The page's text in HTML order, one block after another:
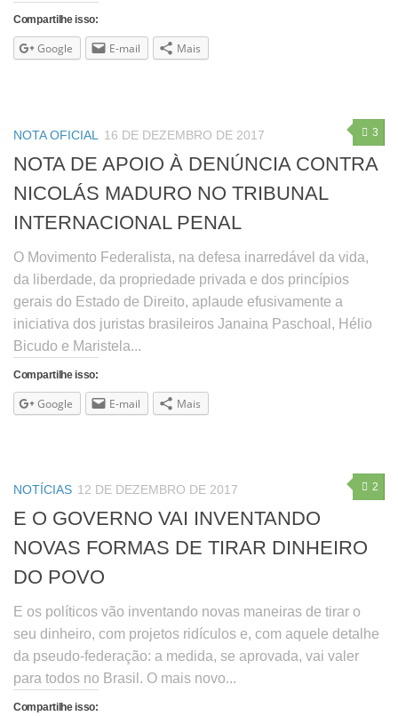
Compartilhe isso:
Google E-mail Mais
3
NOTA OFICIAL 16 DE DEZEMBRO DE 2017
NOTA DE APOIO À DENÚNCIA CONTRA
NICOLÁS MADURO NO TRIBUNAL
INTERNACIONAL PENAL
O Movimento Federalista, na defesa inarredável da vida,
da liberdade, da propriedade privada e dos princípios
gerais do Estado de Direito, aplaude efusivamente a
iniciativa dos juristas brasileiros Janaina Paschoal, Hélio
Bicudo e Maristela...
Compartilhe isso:
Google E-mail Mais
2
NOTÍCIAS 12 DE DEZEMBRO DE 2017
E O GOVERNO VAI INVENTANDO
NOVAS FORMAS DE TIRAR DINHEIRO
DO POVO
E os políticos vão inventando novas maneiras de tirar o
seu dinheiro, com projetos ridículos e, com aquele detalhe
da pseudo-federação: a medida, se aprovada, vai valer
para todos no Brasil. O mais novo...
Compartilhe isso: